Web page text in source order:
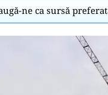
ne ca sursă